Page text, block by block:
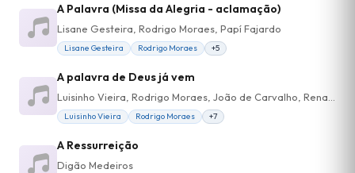
A Palavra (Missa da Alegria - aclamação)
Lisane Gesteira, Rodrigo Moraes, Papí Fajardo
Lisane Gesteira Rodrigo Moraes +5
A palavra de Deus já vem
Luisinho Vieira Rodrigo Moraes +7
A Ressurreição
Digão Medeiros